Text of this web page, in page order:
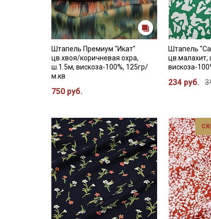
Штапель Премиум "Икат"
цв.хвоя/коричневая охра,
ш.1.5м, вискоза-100%, 125гр/
м.кв
750 руб.
Штапель
цв.малахит,
вискоза-
234 руб.